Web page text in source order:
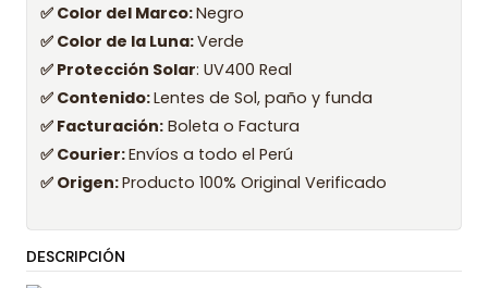
✅ Color del Marco:Negro
✅ Color de la Luna:Verde
✅ Protección Solar: UV400 Real
✅ Contenido:Lentes de Sol, paño y funda
✅ Facturación: Boleta o Factura
✅ Courier:Envíos a todo el Perú
✅ Origen:Producto 100% Original Verificado
DESCRIPCIÓN